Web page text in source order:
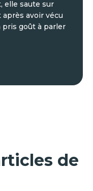
elle saute sur
avoir vécu
pris goût à parler
de